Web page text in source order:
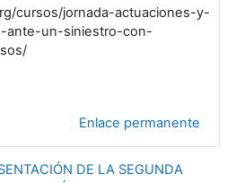
cursos/jornada-actuaciones-y-
ante-un-siniestro-con-
Enlace permanente
DE LA SEGUNDA